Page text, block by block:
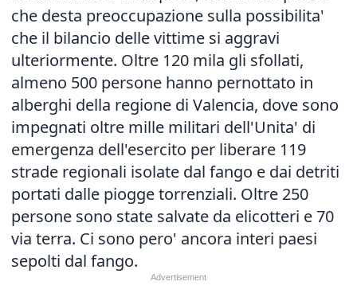
che desta preoccupazione sulla possibilita'
che il bilancio delle vittime si aggravi
ulteriormente. Oltre 120 mila gli sfollati,
almeno 500 persone hanno pernottato in
alberghi della regione di Valencia, dove sono
impegnati oltre mille militari dell'Unita' di
emergenza dell'esercito per liberare 119
strade regionali isolate dal fango e dai detriti
portati dalle piogge torrenziali. Oltre 250
persone sono state salvate da elicotteri e 70
via terra. Ci sono pero' ancora interi paesi
sepolti dal fango.